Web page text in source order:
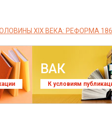
XIX ВЕКА: РЕФОРМА
ВАК
К условиям